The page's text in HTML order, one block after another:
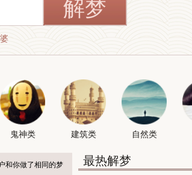
鬼神类 建筑类 自然类
和你做了相同的梦 最热解梦